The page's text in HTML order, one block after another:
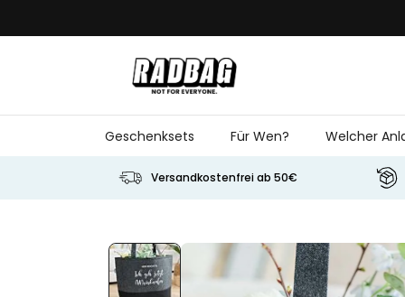
Geschenksets Für Wen? Welcher
Versandkostenfrei ab 50€